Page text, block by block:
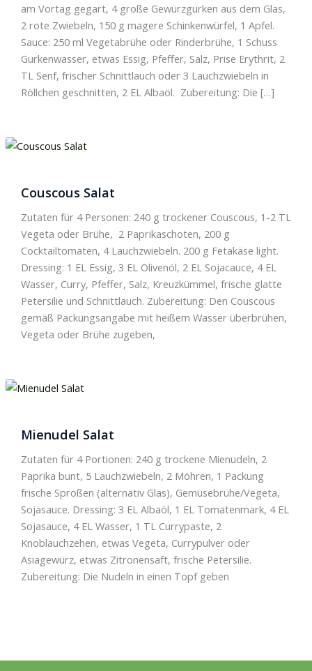
am Vortag gegart, 4 große Gewürzgurken aus dem Glas,
2 rote Zwiebeln, 150 g magere Schinkenwürfel, 1 Apfel.
Sauce: 250 ml Vegetabrühe oder Rinderbrühe, 1 Schuss
Gurkenwasser, etwas Essig, Pfeffer, Salz, Prise Erythrit, 2
TL Senf, frischer Schnittlauch oder 3 Lauchzwiebeln in
Röllchen geschnitten, 2 EL Albaöl. Zubereitung: Die […]
Couscous Salat
Zutaten für 4 Personen: 240 g trockener Couscous, 1-2 TL
Vegeta oder Brühe, 2 Paprikaschoten, 200 g
Cocktailtomaten, 4 Lauchzwiebeln. 200 g Fetakäse light.
Dressing: 1 EL Essig, 3 EL Olivenöl, 2 EL Sojacauce, 4 EL
Wasser, Curry, Pfeffer, Salz, Kreuzkümmel, frische glatte
Petersilie und Schnittlauch. Zubereitung: Den Couscous
gemäß Packungsangabe mit heißem Wasser überbrühen,
Vegeta oder Brühe zugeben,
Mienudel Salat
Zutaten für 4 Portionen: 240 g trockene Mienudeln, 2
Paprika bunt, 5 Lauchzwiebeln, 2 Möhren, 1 Packung
frische Sproßen (alternativ Glas), Gemüsebrühe/Vegeta,
Sojasauce. Dressing: 3 EL Albaöl, 1 EL Tomatenmark, 4 EL
Sojasauce, 4 EL Wasser, 1 TL Currypaste, 2
Knoblauchzehen, etwas Vegeta, Currypulver oder
Asiagewürz, etwas Zitronensaft, frische Petersilie.
Zubereitung: Die Nudeln in einen Topf geben